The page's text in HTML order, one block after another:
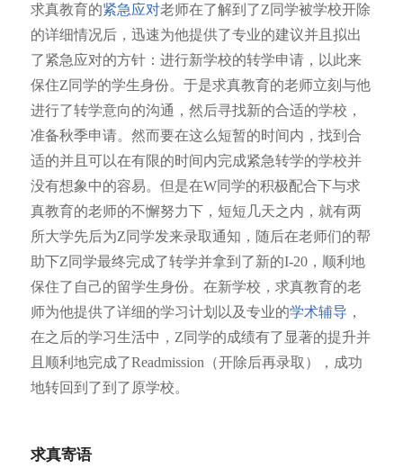
求真教育的紧急应对老师在了解到了Z同学被学校开除
的详细情况后，迅速为他提供了专业的建议并且拟出
了紧急应对的方针：进行新学校的转学申请，以此来
保住Z同学的学生身份。于是求真教育的老师立刻与他
进行了转学意向的沟通，然后寻找新的合适的学校，
准备秋季申请。然而要在这么短暂的时间内，找到合
适的并且可以在有限的时间内完成紧急转学的学校并
没有想象中的容易。但是在W同学的积极配合下与求
真教育的老师的不懈努力下，短短几天之内，就有两
所大学先后为Z同学发来录取通知，随后在老师们的帮
助下Z同学最终完成了转学并拿到了新的I-20，顺利地
保住了自己的留学生身份。在新学校，求真教育的老
师为他提供了详细的学习计划以及专业的学术辅导 ，
在之后的学习生活中，Z同学的成绩有了显著的提升并
且顺利地完成了Readmission（开除后再录取），成功
地转回到了到了原学校。
求真寄语